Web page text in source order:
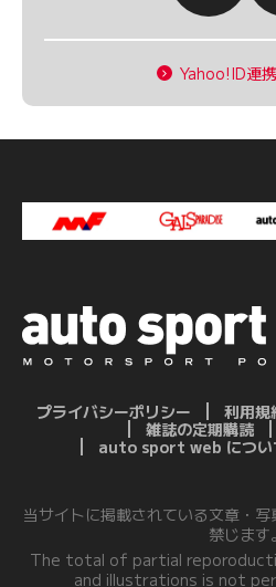
Yahoo!ID連
プライバシーポリシー 利用規
雑誌の定期購読
auto sport web につい
当サイトに掲載されている文章・
禁じます。
The total of partial
and illustrations is not